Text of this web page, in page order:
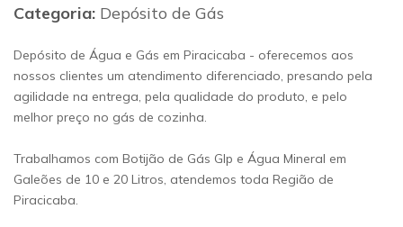
Categoria: Depósito de Gás
Depósito de Água e Gás em Piracicaba - oferecemos aos
nossos clientes um atendimento diferenciado, presando pela
agilidade na entrega, pela qualidade do produto, e pelo
melhor preço no gás de cozinha.
Trabalhamos com Botijão de Gás Glp e Água Mineral em
Galeões de 10 e 20 Litros, atendemos toda Região de
Piracicaba.